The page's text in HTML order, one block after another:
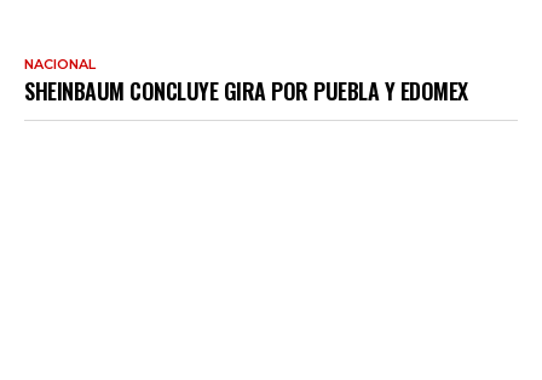
NACIONAL
SHEINBAUM CONCLUYE GIRA POR PUEBLA Y EDOMEX